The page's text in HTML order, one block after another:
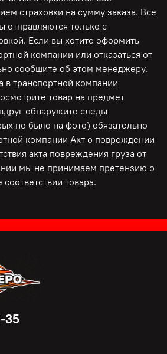
страховки на сумму заказа. Все
отправляются только с
Если вы хотите оформить
компании или отказаться от
сообщите об этом менеджеру.
в транспортной компании
товар на предмет
обнаружите следы
не было на фото) обязательно
компании Акт о повреждении
акта повреждения груза от
мы не принимаем претензию о
товара.
35